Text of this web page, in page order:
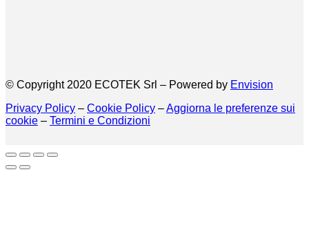
© Copyright 2020 ECOTEK Srl – Powered by Envision
Privacy Policy – Cookie Policy –Aggiorna le preferenze sui
cookie – Termini e Condizioni